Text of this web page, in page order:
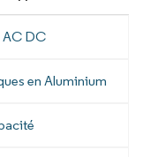
AC DC
en Aluminium